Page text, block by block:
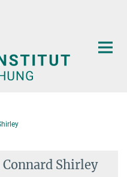
Connard Shirley